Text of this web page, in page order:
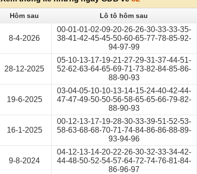
Hôm sau Lô tô hôm sau
8-4-2026
00-01-01-02-09-20-26-26-30-33-33-35-
38-41-42-45-45-50-60-65-77-78-85-92-
94-97-99
28-12-2025
05-10-13-17-19-21-27-29-31-37-44-51-
52-62-63-64-65-69-71-73-82-84-85-86-
88-90-93
19-6-2025
03-04-05-10-10-13-14-15-24-40-42-44-
47-47-49-50-50-56-58-65-65-66-79-82-
88-90-93
16-1-2025
00-12-13-17-19-28-30-33-39-51-52-53-
58-63-68-68-70-71-74-84-86-86-88-89-
93-94-96
9-8-2024
04-12-13-14-20-22-26-30-32-33-34-42-
44-48-50-52-54-57-64-72-74-76-81-84-
86-96-97